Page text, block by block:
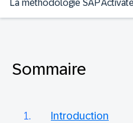
La méthodologie SAP
Sommaire
Introduction